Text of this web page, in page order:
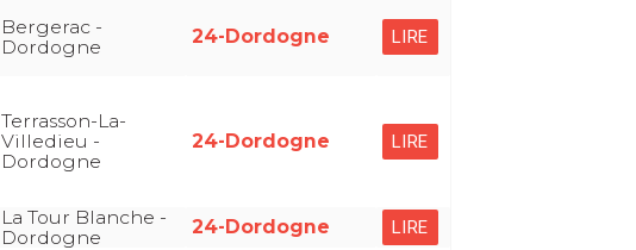
Bergerac -
Dordogne
24-Dordogne LIRE
Terrasson-La-
Villedieu -
Dordogne
24-Dordogne LIRE
La Tour Blanche -
Dordogne
24-Dordogne LIRE